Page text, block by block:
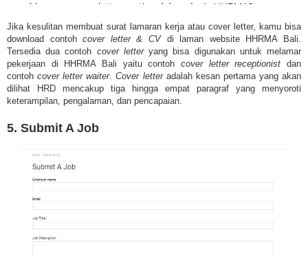
Jika kesulitan membuat surat lamaran kerja atau cover letter, kamu bisa
download contohcover letter & CVdi laman website HHRMA Bali.
Tersedia dua contoh cover letteryang bisa digunakan untuk melamar
pekerjaan di HHRMA Bali yaitu contoh cover letter receptionist dan
contohcover letter waiter.Cover letteradalah kesan pertama yang akan
dilihat HRD mencakup tiga hingga empat paragraf yang menyoroti
keterampilan, pengalaman, dan pencapaian.
5. Submit A Job